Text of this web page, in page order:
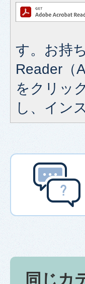
す。お持
Reader（
をクリッ
し、イン
同じカ